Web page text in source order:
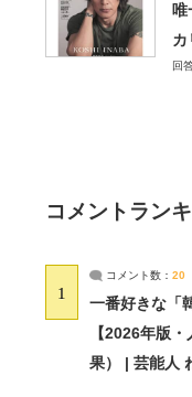
カ
回
コメントラン
1
コメント数： 20
一番好きな「
【2026年版
果） | 芸能人